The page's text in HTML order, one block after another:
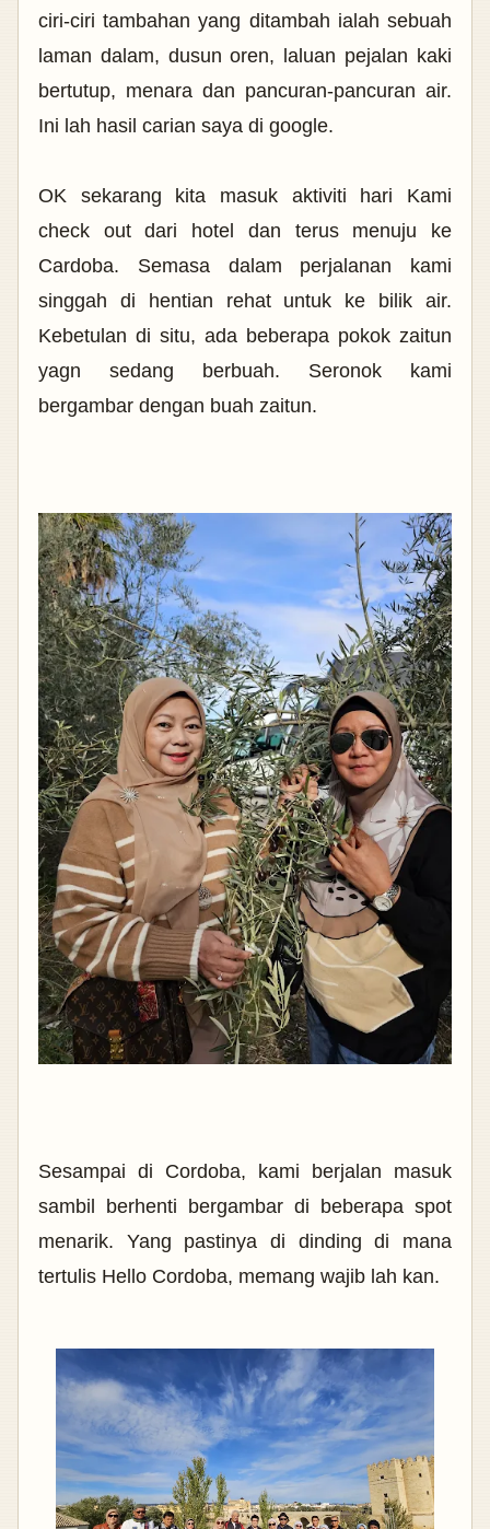
ciri-ciri tambahan yang ditambah ialah sebuah
laman dalam, dusun oren, laluan pejalan kaki
bertutup, menara dan pancuran-pancuran air.
Ini lah hasil carian saya di google.
OK sekarang kita masuk aktiviti hari Kami
check out dari hotel dan terus menuju ke
Cardoba. Semasa dalam perjalanan kami
singgah di hentian rehat untuk ke bilik air.
Kebetulan di situ, ada beberapa pokok zaitun
yagn sedang berbuah. Seronok kami
bergambar dengan buah zaitun.
Sesampai di Cordoba, kami berjalan masuk
sambil berhenti bergambar di beberapa spot
menarik. Yang pastinya di dinding di mana
tertulis Hello Cordoba, memang wajib lah kan.